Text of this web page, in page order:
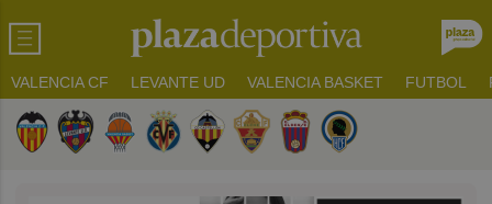
VALENCIA CF LEVANTE UD VALENCIA BASKET FUTBOL